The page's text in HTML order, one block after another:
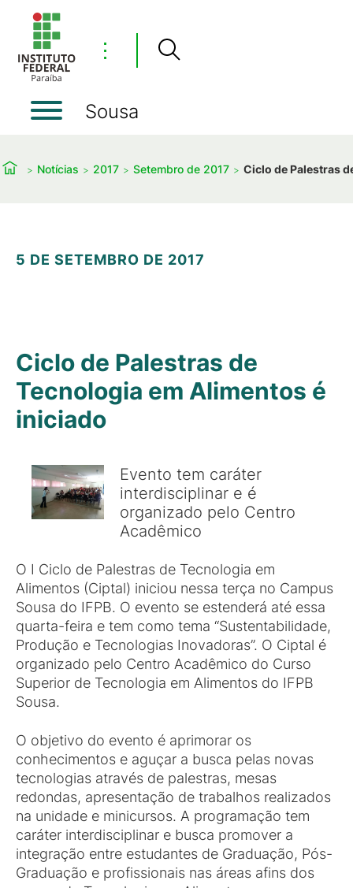
⋮
Sousa
Notícias 2017 Setembro de 2017 Ciclo de Palestras
5 DE SETEMBRO DE 2017
Ciclo de Palestras de
Tecnologia em Alimentos é
iniciado
Evento tem caráter
interdisciplinar e é
organizado pelo Centro
Acadêmico
O I Ciclo de Palestras de Tecnologia em
Alimentos (Ciptal) iniciou nessa terça no Campus
Sousa do IFPB. O evento se estenderá até essa
quarta-feira e tem como tema “Sustentabilidade,
Produção e Tecnologias Inovadoras”. O Ciptal é
organizado pelo Centro Acadêmico do Curso
Superior de Tecnologia em Alimentos do IFPB
Sousa.
O objetivo do evento é aprimorar os
conhecimentos e aguçar a busca pelas novas
tecnologias através de palestras, mesas
redondas, apresentação de trabalhos realizados
na unidade e minicursos. A programação tem
caráter interdisciplinar e busca promover a
integração entre estudantes de Graduação, Pós-
Graduação e profissionais nas áreas afins dos